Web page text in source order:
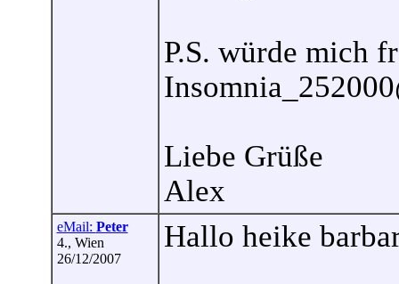
P.S. würde mich
Liebe Grüße
Alex
eMail: Peter
4., Wien
26/12/2007
Hallo heike